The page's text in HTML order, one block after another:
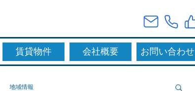
地域情報
賃貸物件 会社概要 お問い合わせ